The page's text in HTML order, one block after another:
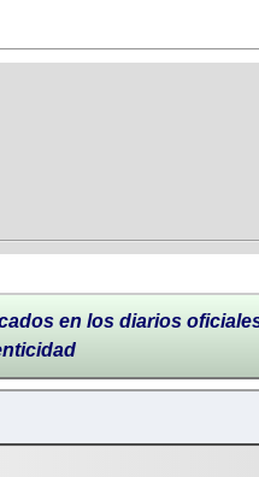
en los diarios